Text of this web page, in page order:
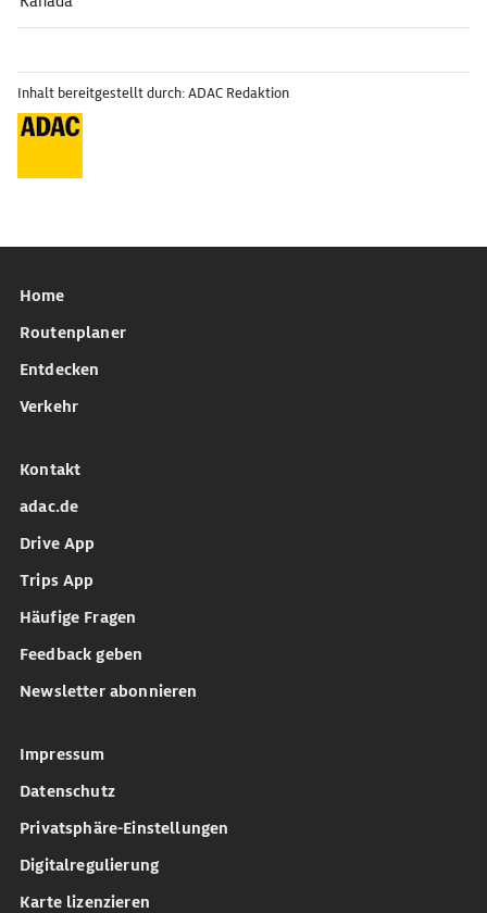
Inhalt bereitgestellt durch: ADAC Redaktion
Home
Routenplaner
Entdecken
Verkehr
Kontakt
adac.de
Drive App
Trips App
Häufige Fragen
Feedback geben
Newsletter abonnieren
Impressum
Datenschutz
Privatsphäre-Einstellungen
Digitalregulierung
Karte lizenzieren